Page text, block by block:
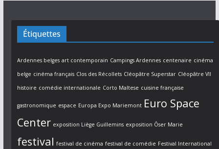
Étiquettes
Ardennes belges art contemporain Campings Ardennes centenaire cinéma
belge cinéma français Clos des Récollets Cléopâtre Superstar Cléopâtre VII
histoire comédie internationale Corto Maltese cuisine française
gastronomique espace Europa Expo Mariemont Euro Space
Center exposition Liège Guillemins exposition Ôser Marie
festival festival de cinéma festival de comédie Festival International